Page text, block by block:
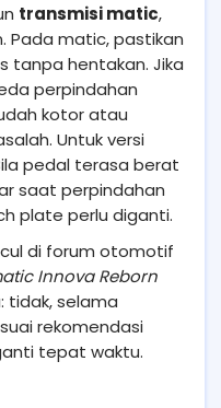
transmisi matic,
Pada matic, pastikan
tanpa hentakan. Jika
perpindahan
kotor atau
Untuk versi
pedal terasa berat
saat perpindahan
plate perlu diganti.
di forum otomotif
Innova Reborn
tidak, selama
rekomendasi
tepat waktu.